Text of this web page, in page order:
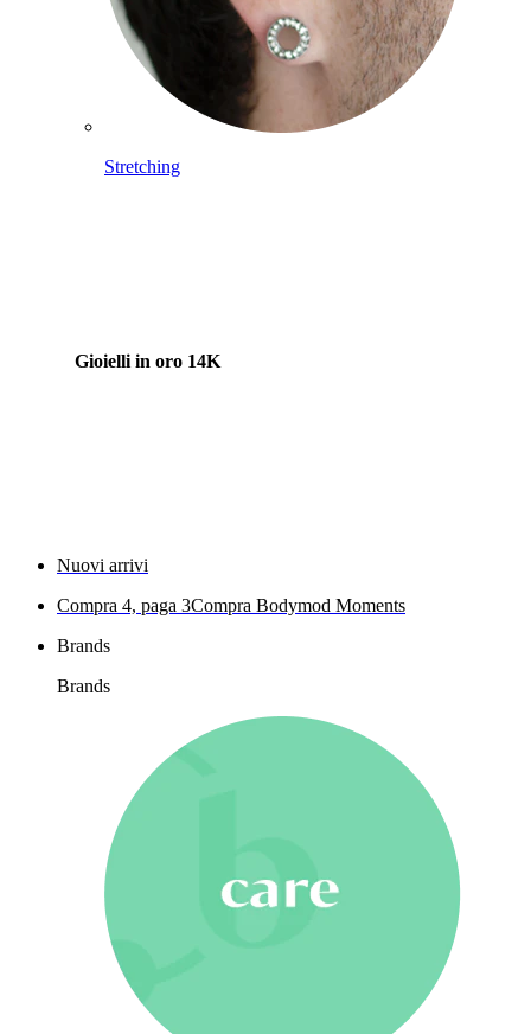
Stretching
Gioielli in oro 14K
Nuovi arrivi
Compra 4, paga 3Compra Bodymod Moments
Brands
Brands